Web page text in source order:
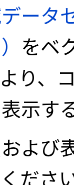
ータ
をベ
り、
示す
よび
ださ